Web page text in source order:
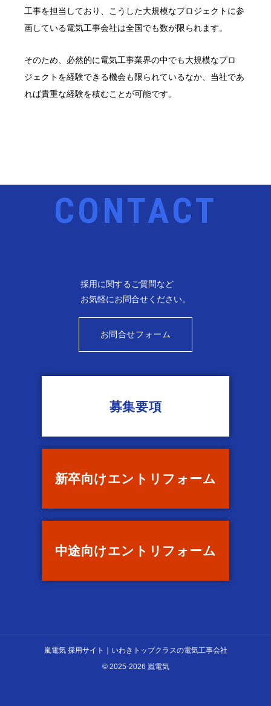
工事を担当しており、こうした大規模なプロジェクトに参
画している電気工事会社は全国でも数が限られます。
そのため、必然的に電気工事業界の中でも大規模なプロ
ジェクトを経験できる機会も限られているなか、当社であ
れば貴重な経験を積むことが可能です。
採用に関するご質問など
お気軽にお問合せください。
お問合せフォーム
募集要項
新卒向けエントリ フォーム
中途向けエントリ フォーム
© 2025-2026 嵐電気
嵐電気 採用サイト｜いわきトップクラスの電気工事会社